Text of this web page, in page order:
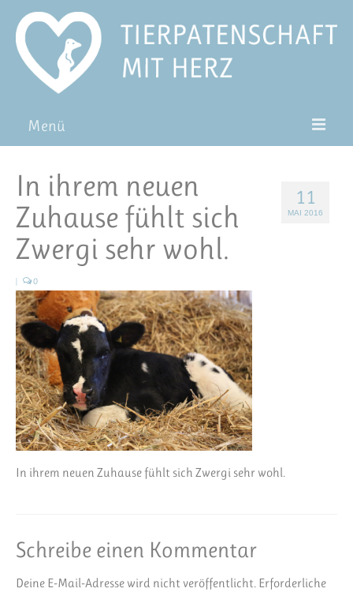
Menü
Pat*in werden
Patenschaft verschenken
FAQ
11
MAI 2016
In ihrem neuen
Zuhause fühlt sich
Zwergi sehr wohl.
| 0
In ihrem neuen Zuhause fühlt sich Zwergi sehr wohl.
Schreibe einen Kommentar
Deine E-Mail-Adresse wird nicht veröffentlicht. Erforderliche